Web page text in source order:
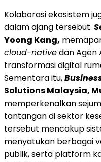
Kolaborasi ekosistem
dalam ajang tersebut.
Yoong Kang,
cloud-nativedan Agen
transformasi digital
Sementara itu,
Solutions Malaysia,
memperkenalkan
tantangan di sektor
tersebut mencakup
menyatukan berbagai
publik, serta platform